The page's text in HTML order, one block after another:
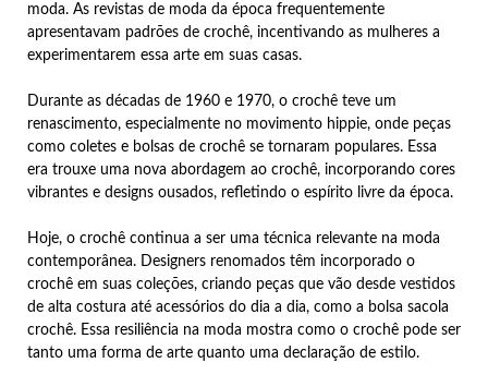
moda. As revistas de moda da época frequentemente
apresentavam padrões de crochê, incentivando as mulheres a
experimentarem essa arte em suas casas.
Durante as décadas de 1960 e 1970, o crochê teve um
renascimento, especialmente no movimento hippie, onde peças
como coletes e bolsas de crochê se tornaram populares. Essa
era trouxe uma nova abordagem ao crochê, incorporando cores
vibrantes e designs ousados, refletindo o espírito livre da época.
Hoje, o crochê continua a ser uma técnica relevante na moda
contemporânea. Designers renomados têm incorporado o
crochê em suas coleções, criando peças que vão desde vestidos
de alta costura até acessórios do dia a dia, como a bolsa sacola
crochê. Essa resiliência na moda mostra como o crochê pode ser
tanto uma forma de arte quanto uma declaração de estilo.